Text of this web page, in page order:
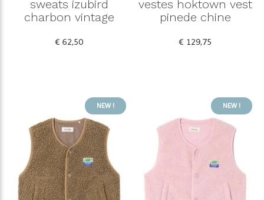
sweats izubird
charbon vintage
€ 62,50
vestes hoktown vest
pinede chine
€ 129,75
NEW ! NEW !